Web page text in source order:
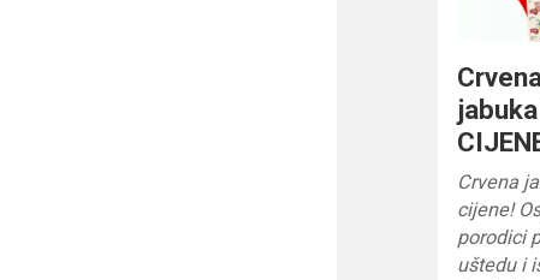
Crvena
cijene!
porodici
uštedu i